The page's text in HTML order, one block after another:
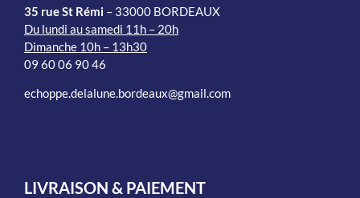
35 rue St Rémi – 33000 BORDEAUX
Du lundi au samedi 11h – 20h
Dimanche 10h – 13h30
09 60 06 90 46
echoppe.delalune.bordeaux@gmail.com
LIVRAISON & PAIEMENT